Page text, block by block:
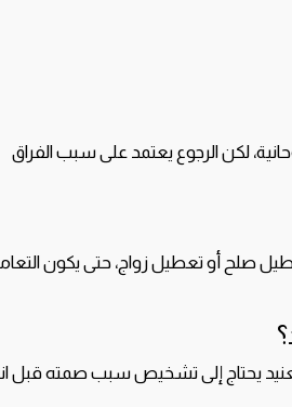
لكن الرجوع يعتمد على سبب الفراق
صلح أو تعطيل زواج، حتى يكون
يحتاج إلى تشخيص سبب صمته قبل